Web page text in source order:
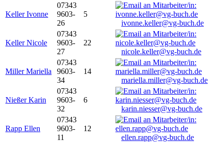
Keller Ivonne
07343
9603-
26
5
ivonne.keller@vg-buch.de
Keller Nicole
07343
9603-
27
22
nicole.keller@vg-buch.de
Miller Mariella
07343
9603-
34
14
mariella.miller@vg-buch.de
Nießer Karin
07343
9603-
32
6
karin.niesser@vg-buch.de
Rapp Ellen
07343
9603-
11
12
ellen.rapp@vg-buch.de